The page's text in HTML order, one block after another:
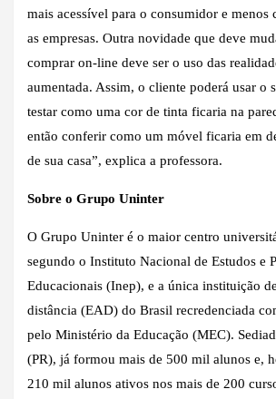
mais acessível para o consumidor e menos
as empresas. Outra novidade que deve
comprar on-line deve ser o uso das
aumentada. Assim, o cliente poderá usar o
testar como uma cor de tinta ficaria na
então conferir como um móvel ficaria em
de sua casa”, explica a professora.
Sobre o Grupo Uninter
O Grupo Uninter é o maior centro
segundo o Instituto Nacional de Estudos e
Educacionais (Inep), e a única instituição
distância (EAD) do Brasil recredenciada
pelo Ministério da Educação (MEC).
(PR), já formou mais de 500 mil alunos e,
210 mil alunos ativos nos mais de 200